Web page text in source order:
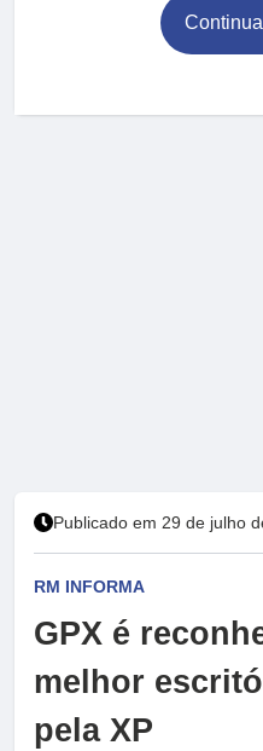
Publicado em 29 de julho
RM INFORMA
GPX é
melhor
pela XP